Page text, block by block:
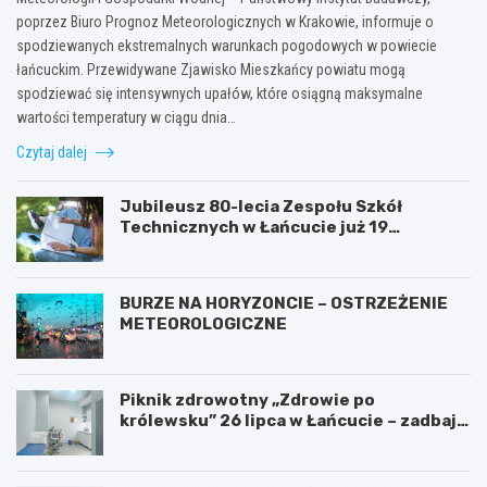
poprzez Biuro Prognoz Meteorologicznych w Krakowie, informuje o
spodziewanych ekstremalnych warunkach pogodowych w powiecie
łańcuckim. Przewidywane Zjawisko Mieszkańcy powiatu mogą
spodziewać się intensywnych upałów, które osiągną maksymalne
wartości temperatury w ciągu dnia…
Czytaj dalej
Jubileusz 80-lecia Zespołu Szkół
Technicznych w Łańcucie już 19
BURZE NA HORYZONCIE – OSTRZEŻENIE
METEOROLOGICZNE
Piknik zdrowotny „Zdrowie po
królewsku” 26 lipca w Łańcucie – zadbaj o